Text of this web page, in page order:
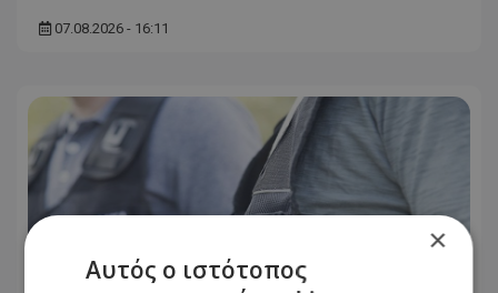
07.08.2026 - 16:11
×
Αυτός ο ιστότοπος